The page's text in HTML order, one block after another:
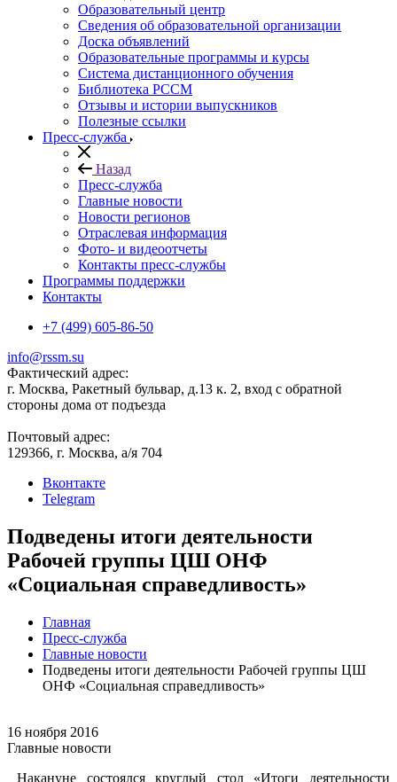
Образовательный центр
Сведения об образовательной организации
Доска объявлений
Образовательные программы и курсы
Система дистанционного обучения
Библиотека РССМ
Отзывы и истории выпускников
Полезные ссылки
Пресс-служба
Назад
Пресс-служба
Главные новости
Новости регионов
Отраслевая информация
Фото- и видеоотчеты
Контакты пресс-службы
Программы поддержки
Контакты
+7 (499) 605-86-50
info@rssm.su
Фактический адрес:
г. Москва, Ракетный бульвар, д.13 к. 2, вход с обратной
стороны дома от подъезда
Почтовый адрес:
129366, г. Москва, а/я 704
Вконтакте
Telegram
Подведены итоги деятельности
Рабочей группы ЦШ ОНФ
«Социальная справедливость»
Главная
Пресс-служба
Главные новости
Подведены итоги деятельности Рабочей группы ЦШ
ОНФ «Социальная справедливость»
16 ноября 2016
Главные новости
Накануне состоялся круглый стол «Итоги деятельности